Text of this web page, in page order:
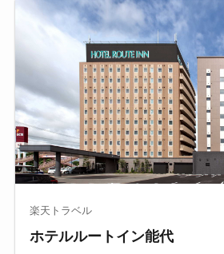
楽天トラベル
ホテルルートイン能代